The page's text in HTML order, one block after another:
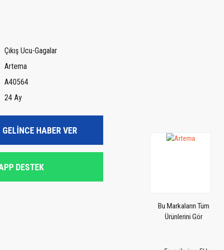
Çıkış Ucu-Gagalar
Artema
A40564
24 Ay
HABER VER
DESTEK
Bu Markaların Tüm
Ürünlerini Gör